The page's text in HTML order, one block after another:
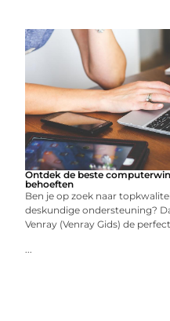
Ontdek de beste
behoeften
Ben je op zoek naar
deskundige ondersteuning?
Venray (Venray Gids) de
...